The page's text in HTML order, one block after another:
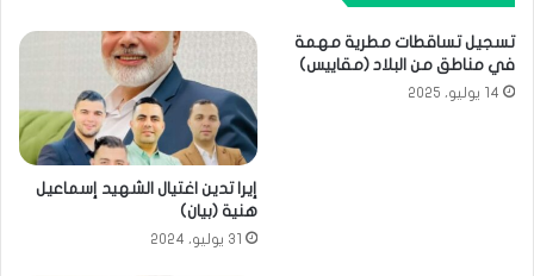
تسجيل تساقطات مطرية مهمة
في مناطق من البلاد (مقاييس)
14 يوليو، 2025
إيرا تدين اغتيال الشهيد إسماعيل
هنية (بيان)
31 يوليو، 2024